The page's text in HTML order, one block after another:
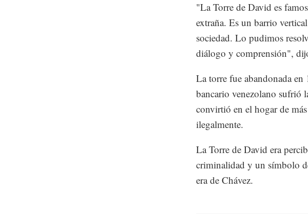
"La Torre de David es
extraña. Es un barrio
sociedad. Lo pudimos
diálogo y comprensión",
La torre fue abandonada
bancario venezolano sufrió
convirtió en el hogar de
ilegalmente.
La Torre de David era
criminalidad y un símbolo
era de Chávez.